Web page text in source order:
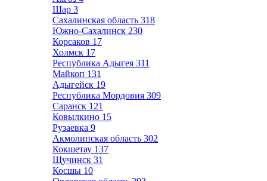
Шар 3
Сахалинская область 318
Южно-Сахалинск 230
Корсаков 17
Холмск 17
Республика Адыгея 311
Майкоп 131
Адыгейск 19
Республика Мордовия 309
Саранск 121
Ковылкино 15
Рузаевка 9
Акмолинская область 302
Кокшетау 137
Щучинск 31
Косшы 10